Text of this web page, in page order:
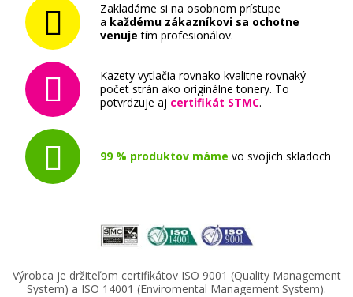
Zakladáme si na osobnom prístupe
a každému zákazníkovi sa ochotne
venuje tím profesionálov.
Kazety vytlačia rovnako kvalitne rovnaký
počet strán ako originálne tonery. To
potvrdzuje aj certifikát STMC.
99 % produktov máme vo svojich skladoch
Výrobca je držiteľom certifikátov ISO 9001 (Quality Management
System) a ISO 14001 (Enviromental Management System).